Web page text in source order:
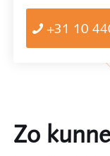
+31 10
Zo